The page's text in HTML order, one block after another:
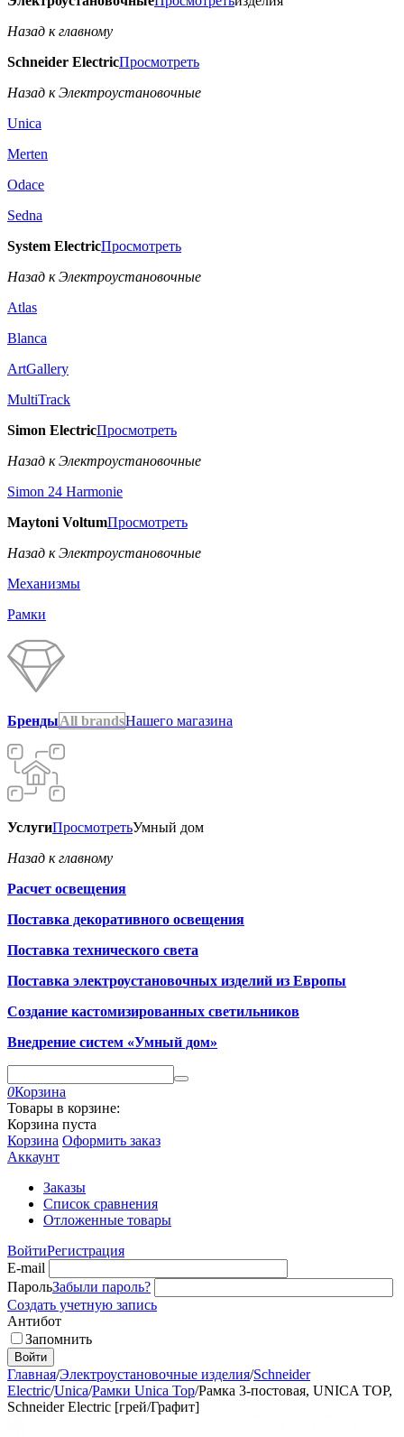
Назад к главному
Schneider ElectricПросмотреть
Назад к Электроустановочные
Unica
Merten
Odace
Sedna
System ElectricПросмотреть
Назад к Электроустановочные
Atlas
Blanca
ArtGallery
MultiTrack
Simon ElectricПросмотреть
Назад к Электроустановочные
Simon 24 Harmonie
Maytoni VoltumПросмотреть
Назад к Электроустановочные
Механизмы
Рамки
БрендыAll brandsНашего магазина
УслугиПросмотретьУмный дом
Назад к главному
Расчет освещения
Поставка декоративного освещения
Поставка технического света
Поставка электроустановочных изделий из Европы
Создание кастомизированных светильников
Внедрение систем «Умный дом»
0Корзина
Товары в корзине:
Корзина пуста
Корзина Оформить заказ
Аккаунт
Заказы
Список сравнения
Отложенные товары
ВойтиРегистрация
E-mail
ПарольЗабыли пароль?
Создать учетную запись
Антибот
Запомнить
Войти
Главная/Электроустановочные изделия/Schneider
Electric/Unica/Рамки Unica Top/Рамка 3-постовая, UNICA TOP,
Schneider Electric [грей/Графит]